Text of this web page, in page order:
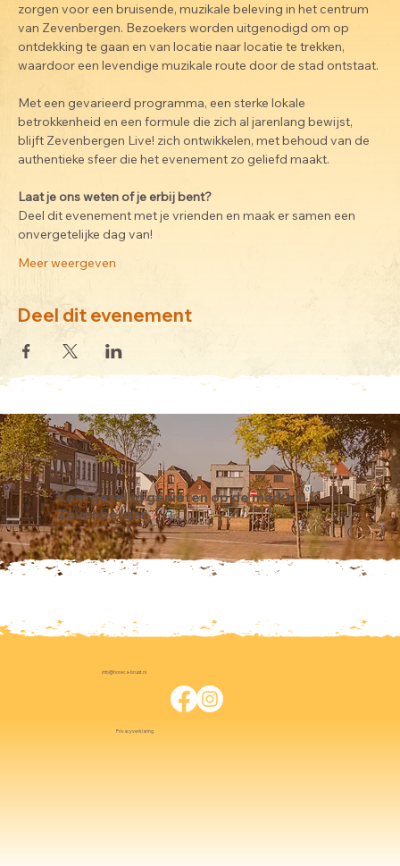
zorgen voor een bruisende, muzikale beleving in het centrum
van Zevenbergen. Bezoekers worden uitgenodigd om op
ontdekking te gaan en van locatie naar locatie te trekken,
waardoor een levendige muzikale route door de stad ontstaat.
Met een gevarieerd programma, een sterke lokale
betrokkenheid en een formule die zich al jarenlang bewijst,
blijft Zevenbergen Live! zich ontwikkelen, met behoud van de
authentieke sfeer die het evenement zo geliefd maakt.
Laat je ons weten of je erbij bent?
Deel dit evenement met je vrienden en maak er samen een
onvergetelijke dag van!
Meer weergeven
Deel dit evenement
Kom gezellig genieten op de markt in
Zevenbergen
info@horeca-bruist.nl
Privacyverklaring